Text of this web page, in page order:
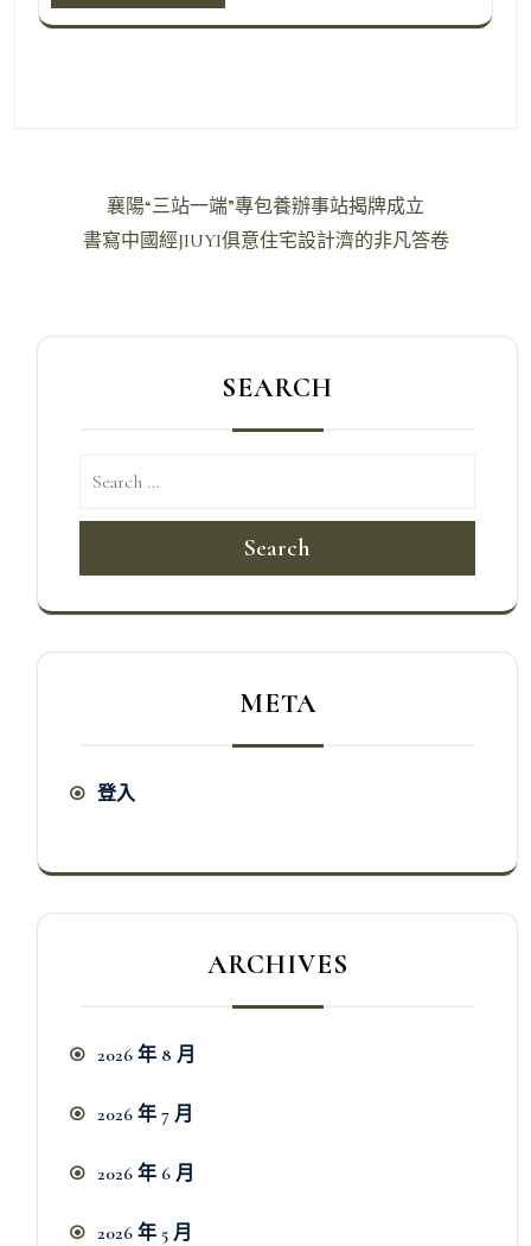
襄陽“三站一端”專包養辦事站揭牌成立
書寫中國經JIUYI俱意住宅設計濟的非凡答卷
SEARCH
Search
META
登入
ARCHIVES
2026 年 8 月
2026 年 7 月
2026 年 6 月
2026 年 5 月